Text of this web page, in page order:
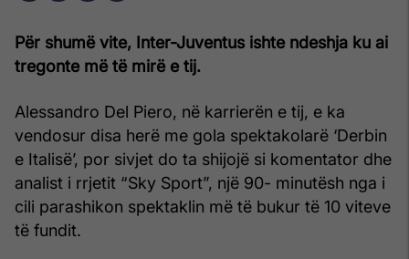
Për shumë vite, Inter-Juventus ishte ndeshja ku ai
tregonte më të mirë e tij.
Alessandro Del Piero, në karrierën e tij, e ka
vendosur disa herë me gola spektakolarë ‘Derbin
e Italisë’, por sivjet do ta shijojë si komentator dhe
analist i rrjetit “Sky Sport”, një 90- minutësh nga i
cili parashikon spektaklin më të bukur të 10 viteve
të fundit.